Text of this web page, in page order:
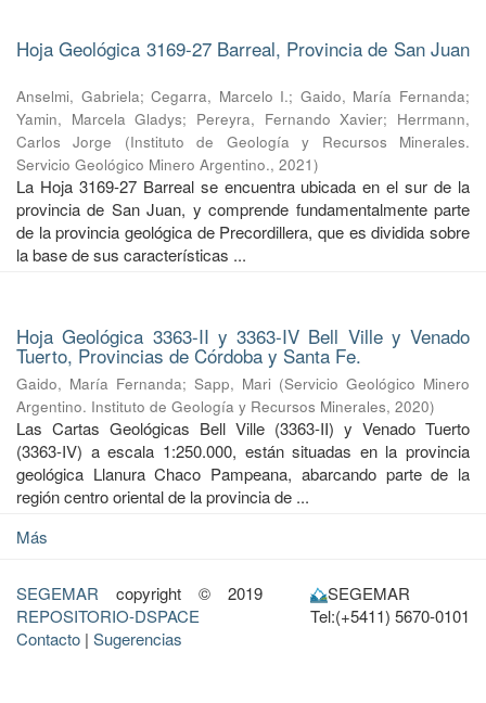
Hoja Geológica 3169-27 Barreal, Provincia de San Juan
Anselmi, Gabriela;Cegarra, Marcelo I.; Gaido, María Fernanda;
Yamin, Marcela Gladys; Pereyra, Fernando Xavier; Herrmann,
Carlos Jorge
(Instituto de Geología y Recursos Minerales.
Servicio Geológico Minero Argentino., 2021)
La Hoja 3169-27 Barreal se encuentra ubicada en el sur de la
provincia de San Juan, y comprende fundamentalmente parte
de la provincia geológica de Precordillera, que es dividida sobre
la base de sus características ...
Hoja Geológica 3363-II y 3363-IV Bell Ville y Venado
Tuerto, Provincias de Córdoba y Santa Fe.
Gaido, María Fernanda; Sapp, Mari (Servicio Geológico Minero
Argentino. Instituto de Geología y Recursos Minerales, 2020)
Las Cartas Geológicas Bell Ville (3363-II) y Venado Tuerto
(3363-IV) a escala 1:250.000, están situadas en la provincia
geológica Llanura Chaco Pampeana, abarcando parte de la
región centro oriental de la provincia de ...
Más
SEGEMAR copyright © 2019
REPOSITORIO-DSPACE
Contacto | Sugerencias
SEGEMAR
Tel:(+5411) 5670-0101